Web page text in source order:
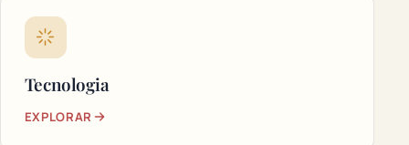
Tecnologia
EXPLORAR